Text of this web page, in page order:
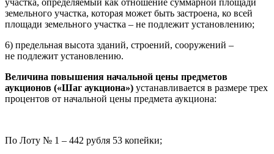
участка, определяемый как отношение суммарной площади
земельного участка, которая может быть застроена, ко всей
площади земельного участка – не подлежит установлению;
6) предельная высота зданий, строений, сооружений –
не подлежит установлению.
Величина повышения начальной цены предметов
аукционов («Шаг аукциона») устанавливается в размере трех
процентов от начальной цены предмета аукциона:
По Лоту № 1 – 442 рубля 53 копейки;